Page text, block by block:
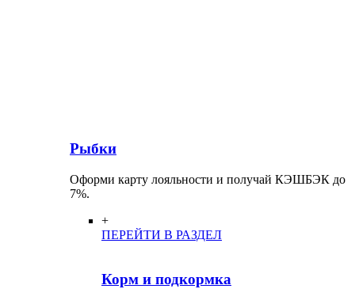
Рыбки
Оформи карту лояльности и получай КЭШБЭК до
7%.
+
ПЕРЕЙТИ В РАЗДЕЛ
Корм и подкормка